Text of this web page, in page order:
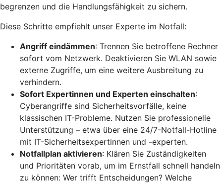
begrenzen und die Handlungsfähigkeit zu sichern.
Diese Schritte empfiehlt unser Experte im Notfall:
Angriff eindämmen: Trennen Sie betroffene Rechner
sofort vom Netzwerk. Deaktivieren Sie WLAN sowie
externe Zugriffe, um eine weitere Ausbreitung zu
verhindern.
Sofort Expertinnen und Experten einschalten:
Cyberangriffe sind Sicherheitsvorfälle, keine
klassischen IT-Probleme. Nutzen Sie professionelle
Unterstützung – etwa über eine 24/7-Notfall-Hotline
mit IT-Sicherheitsexpertinnen und -experten.
Notfallplan aktivieren: Klären Sie Zuständigkeiten
und Prioritäten vorab, um im Ernstfall schnell handeln
zu können: Wer trifft Entscheidungen? Welche